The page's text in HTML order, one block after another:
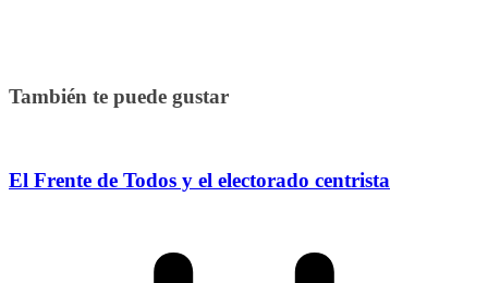
También te puede gustar
El Frente de Todos y el electorado centrista